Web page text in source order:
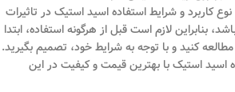
کاربرد و شرایط استفاده اسید استیک در تاثیرات
بنابراین لازم است قبل از هرگونه استفاده، ابتدا
کنید و با توجه به شرایط خود، تصمیم بگیرید.
استیک با بهترین قیمت و کیفیت در این